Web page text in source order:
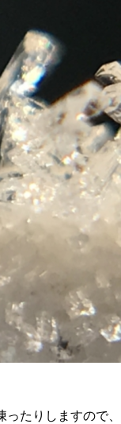
ったりしますの